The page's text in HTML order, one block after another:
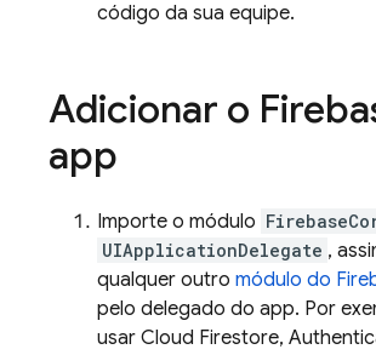
código da sua equipe.
Adicionar o
app
Importe o módulo
UIApplicationDelegate ,
qualquer outro módulo do
pelo delegado do app. Por
usar Cloud Firestore,